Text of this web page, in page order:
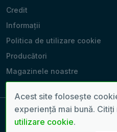
Credit
Informații
Politica de utilizare cookie
Producători
Magazinele noastre
Copyright 2022 - 2026 © Toate
Acest site folosește
experiență mai bună. Citiți
utilizare cookie.